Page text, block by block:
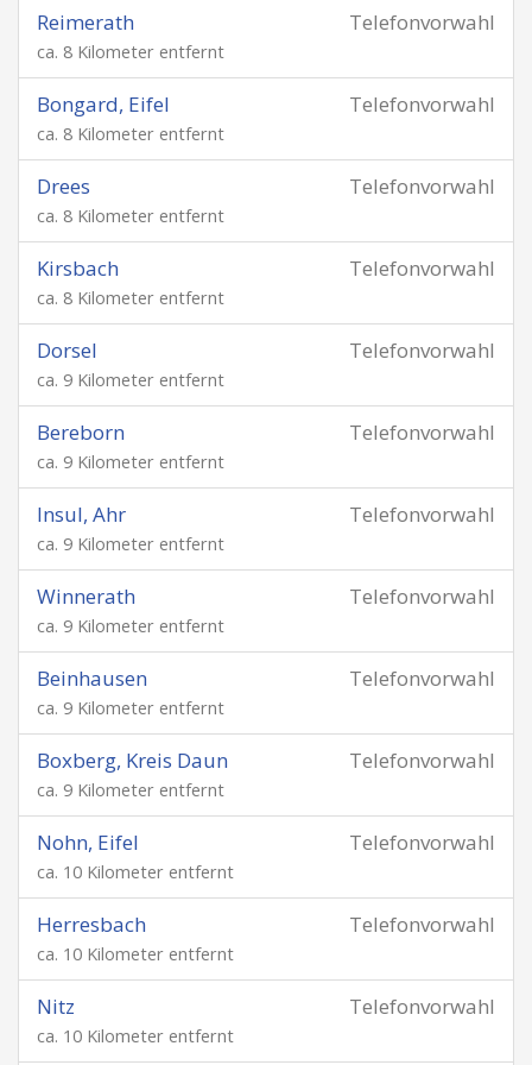
Telefonvorwahl
Reimerath
ca. 8 Kilometer entfernt
Telefonvorwahl
Bongard, Eifel
ca. 8 Kilometer entfernt
Telefonvorwahl
Drees
ca. 8 Kilometer entfernt
Telefonvorwahl
Kirsbach
ca. 8 Kilometer entfernt
Telefonvorwahl
Dorsel
ca. 9 Kilometer entfernt
Telefonvorwahl
Bereborn
ca. 9 Kilometer entfernt
Telefonvorwahl
Insul, Ahr
ca. 9 Kilometer entfernt
Telefonvorwahl
Winnerath
ca. 9 Kilometer entfernt
Telefonvorwahl
Beinhausen
ca. 9 Kilometer entfernt
Telefonvorwahl
Boxberg, Kreis Daun
ca. 9 Kilometer entfernt
Telefonvorwahl
Nohn, Eifel
ca. 10 Kilometer entfernt
Telefonvorwahl
Herresbach
ca. 10 Kilometer entfernt
Telefonvorwahl
Nitz
ca. 10 Kilometer entfernt